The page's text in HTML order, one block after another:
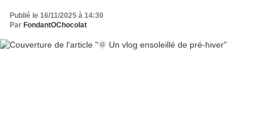
Publié le 16/11/2025 à 14:30
Par FondantOChocolat